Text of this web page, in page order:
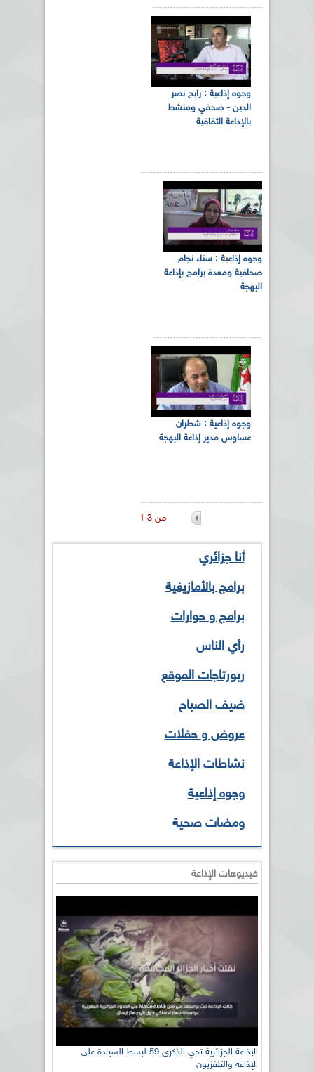
وجوه إذاعية : رابح نصر
الدين - صحفي ومنشط
بالإذاعة الثقافية
وجوه إذاعية : سناء نجام
صحافية ومعدة برامج بإذاعة
البهجة
وجوه إذاعية : شطران
عساوس مدير إذاعة البهجة
1 من 3
أنا جزائري
برامج بالأمازيغية
برامج و حوارات
رأي الناس
ربورتاجات الموقع
ضيف الصباح
عروض و حفلات
نشاطات الإذاعة
وجوه إذاعية
ومضات صحية
فيديوهات الإذاعة
الإذاعة الجزائرية تحي الذكرى 59 لبسط السيادة على
الإذاعة والتلفزيون